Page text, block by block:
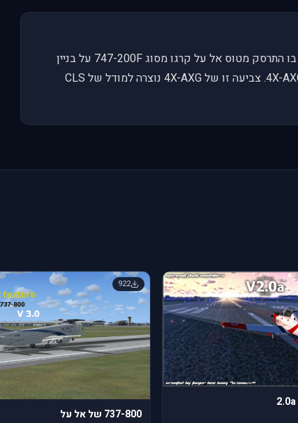
צביעה זו הוכנה בתאריך 4/10/13 לזכר 21 שנה לאסו ביילמר, בו התרסק מטוס אל על קרגו מסוג 747-200F על בניין
מגורים בהולנד, בתאונה זו 43 הרוגים. המטוס שהתרסק היה: 4X-AXG. צביעה זו של 4X-AXG נוצרה למודל של CLS
922
737-800 של אל על